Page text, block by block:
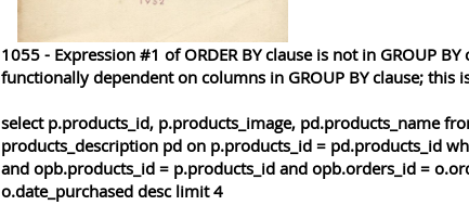
1055 - Expression #1 of ORDER BY clause is not in GROUP
functionally dependent on columns in GROUP BY clause;
select p.products_id, p.products_image, pd.products_name
products_description pd on p.products_id = pd.products_id
and opb.products_id = p.products_id and opb.orders_id =
o.date_purchased desc limit 4